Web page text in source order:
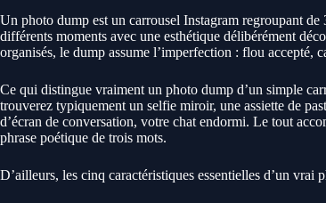
Un photo dump est un carrousel Instagram regroupant
différents moments avec une esthétique délibérément
organisés, le dump assume l’imperfection : flou accepté,
Ce qui distingue vraiment un photo dump d’un simple
trouverez typiquement un selfie miroir, une assiette de
d’écran de conversation, votre chat endormi. Le tout
phrase poétique de trois mots.
D’ailleurs, les cinq caractéristiques essentielles d’un vrai